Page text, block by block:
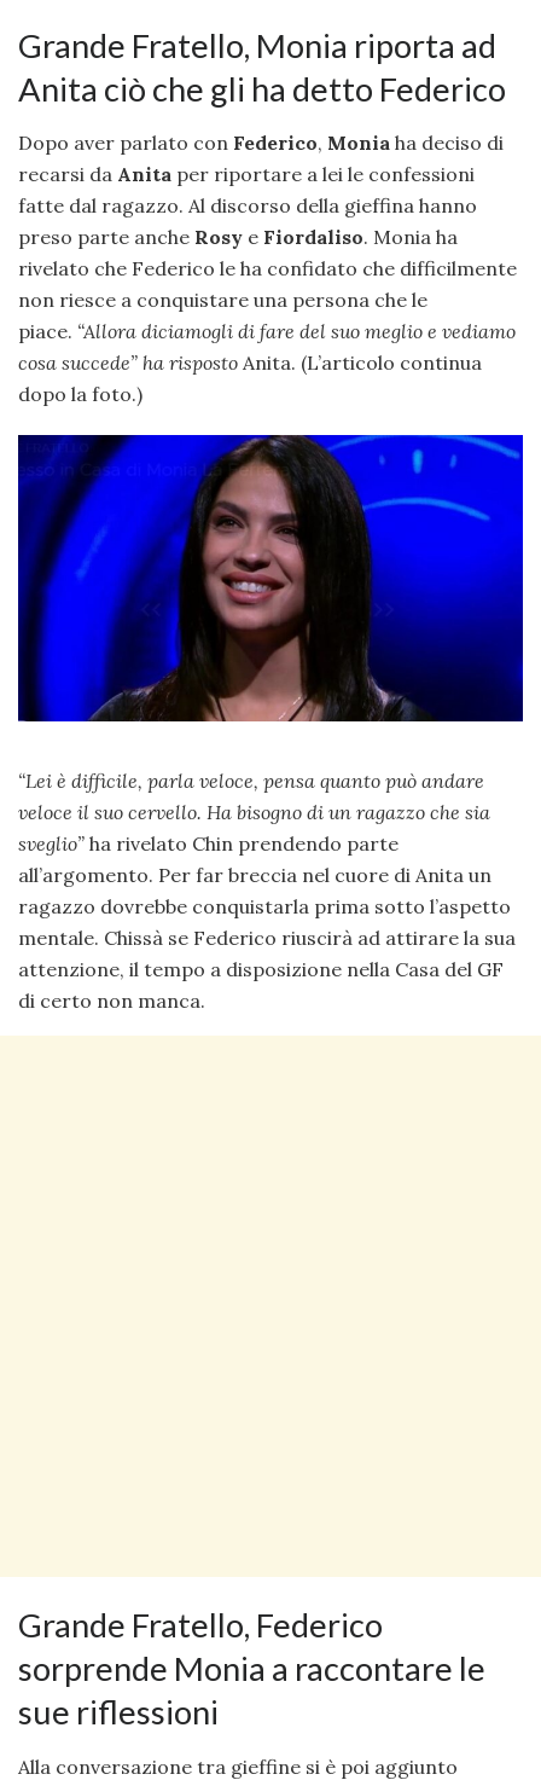
Grande Fratello, Monia riporta ad
Anita ciò che gli ha detto Federico
Dopo aver parlato con Federico, Monia ha deciso di
recarsi da Anita per riportare a lei le confessioni
fatte dal ragazzo. Al discorso della gieffina hanno
preso parte anche Rosy e Fiordaliso. Monia ha
rivelato che Federico le ha confidato che difficilmente
non riesce a conquistare una persona che le
piace. “Allora diciamogli di fare del suo meglio e vediamo
cosa succede” ha risposto Anita. (L’articolo continua
dopo la foto.)
“Lei è difficile, parla veloce, pensa quanto può andare
veloce il suo cervello. Ha bisogno di un ragazzo che sia
sveglio” ha rivelato Chin prendendo parte
all’argomento. Per far breccia nel cuore di Anita un
ragazzo dovrebbe conquistarla prima sotto l’aspetto
mentale. Chissà se Federico riuscirà ad attirare la sua
attenzione, il tempo a disposizione nella Casa del GF
di certo non manca.
Grande Fratello, Federico
sorprende Monia a raccontare le
sue riflessioni
Alla conversazione tra gieffine si è poi aggiunto